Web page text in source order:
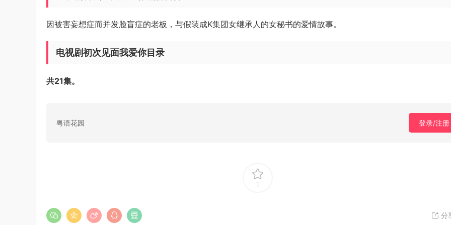
因被害妄想症而并发脸盲症的老板，与假装成K集团女继承人的女秘书的爱情故事。
电视剧初次见面我爱你目录
共21集。
粤语花园 登录/注册
1
分